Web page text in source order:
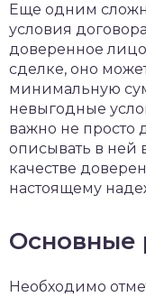
Еще одним
условия
доверенное лицо
сделке, оно
минимальную
невыгодные
важно не просто
описывать в ней
качестве
настоящему
Основные
Необходимо